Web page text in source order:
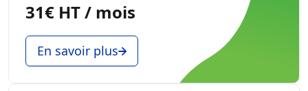
31€ HT / mois
En savoir plus